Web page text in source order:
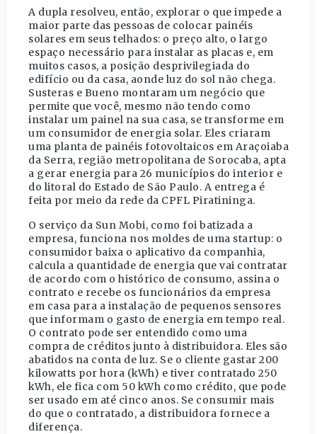
A dupla resolveu, então, explorar o que impede a
maior parte das pessoas de colocar painéis
solares em seus telhados: o preço alto, o largo
espaço necessário para instalar as placas e, em
muitos casos, a posição desprivilegiada do
edifício ou da casa, aonde luz do sol não chega.
Susteras e Bueno montaram um negócio que
permite que você, mesmo não tendo como
instalar um painel na sua casa, se transforme em
um consumidor de energia solar. Eles criaram
uma planta de painéis fotovoltaicos em Araçoiaba
da Serra, região metropolitana de Sorocaba, apta
a gerar energia para 26 municípios do interior e
do litoral do Estado de São Paulo. A entrega é
feita por meio da rede da CPFL Piratininga.
O serviço da Sun Mobi, como foi batizada a
empresa, funciona nos moldes de uma startup: o
consumidor baixa o aplicativo da companhia,
calcula a quantidade de energia que vai contratar
de acordo com o histórico de consumo, assina o
contrato e recebe os funcionários da empresa
em casa para a instalação de pequenos sensores
que informam o gasto de energia em tempo real.
O contrato pode ser entendido como uma
compra de créditos junto à distribuidora. Eles são
abatidos na conta de luz. Se o cliente gastar 200
kilowatts por hora (kWh) e tiver contratado 250
kWh, ele fica com 50 kWh como crédito, que pode
ser usado em até cinco anos. Se consumir mais
do que o contratado, a distribuidora fornece a
diferença.